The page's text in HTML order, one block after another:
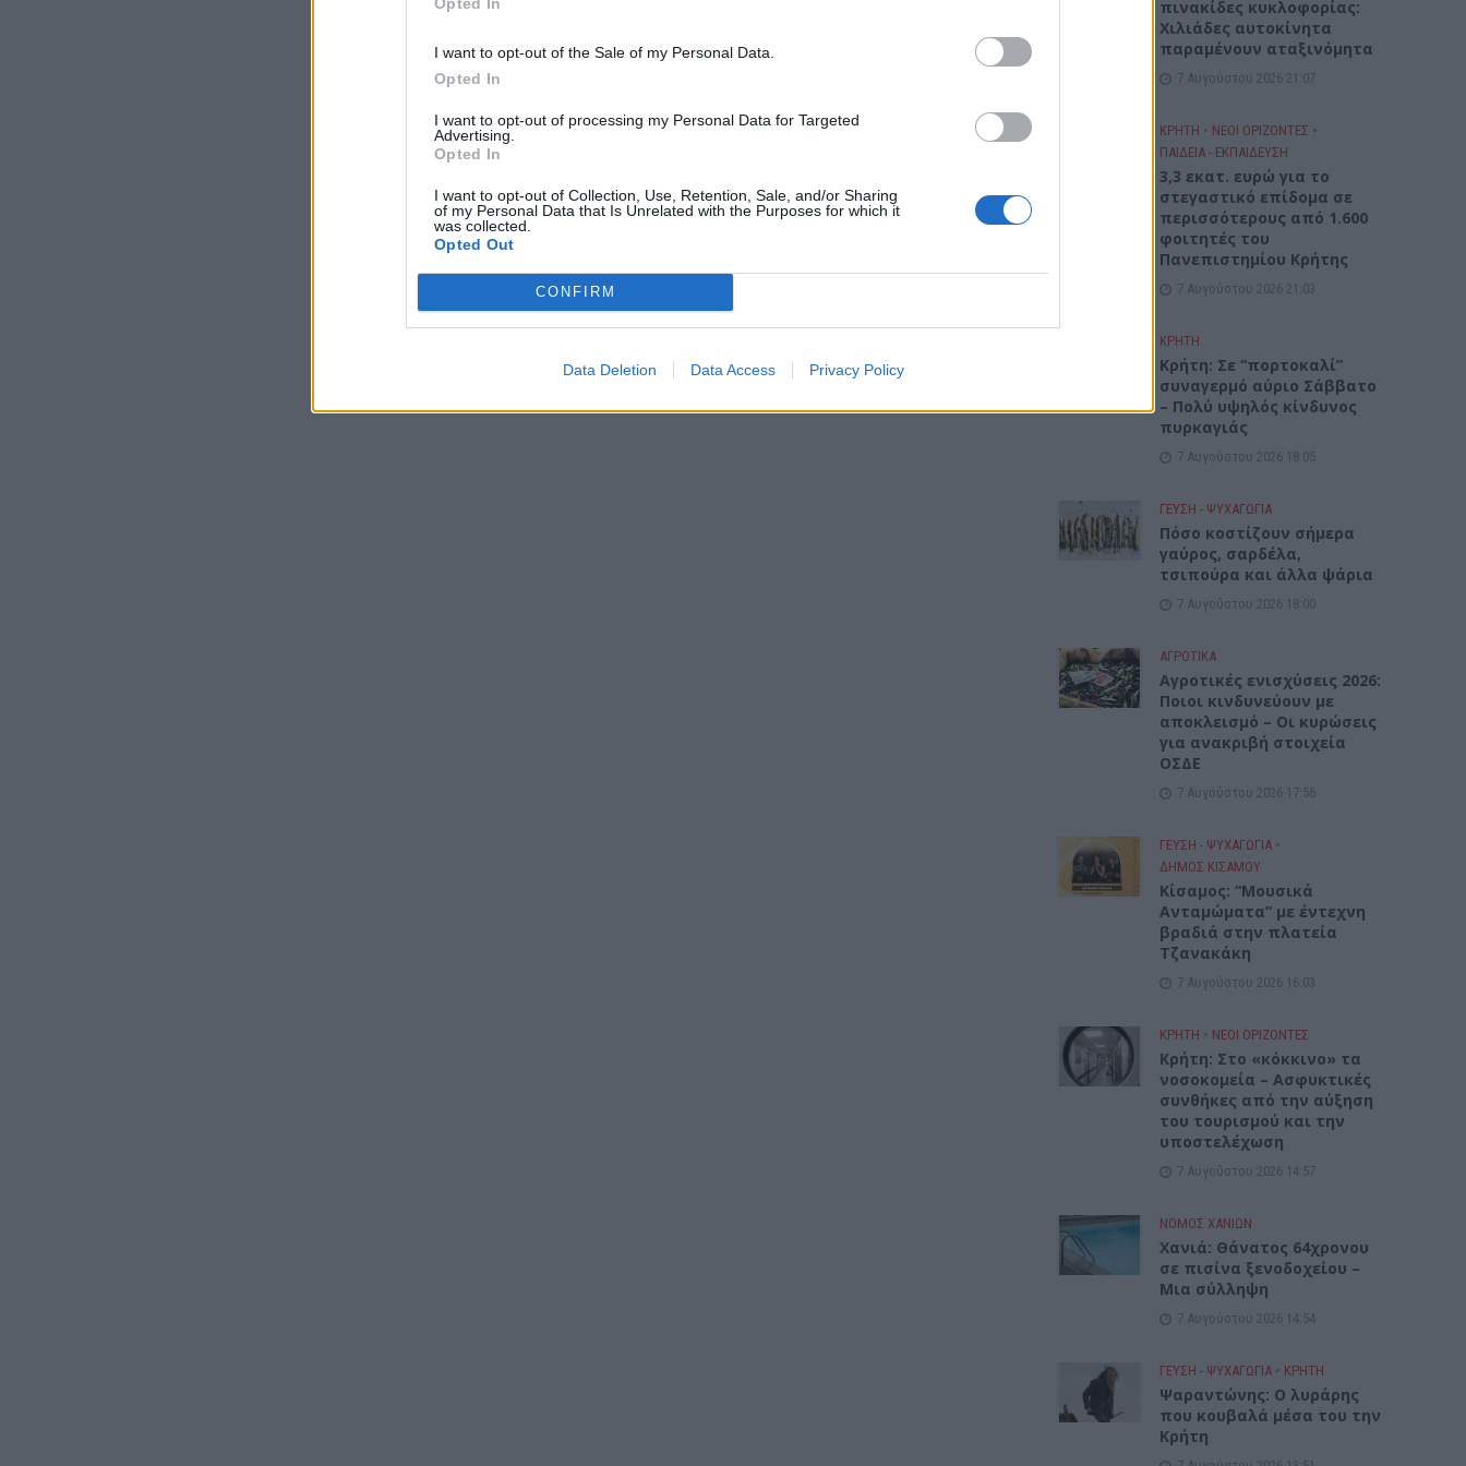
I want to opt-out of the Sale of my Personal Data.
Opted In
I want to opt-out of processing my Personal Data for Targeted
Advertising.
Opted In
I want to opt-out of Collection, Use, Retention, Sale, and/or Sharing
of my Personal Data that Is Unrelated with the Purposes for which it
was collected.
Opted Out
CONFIRM
Data Deletion Data Access Privacy Policy
πινακίδες κυκλοφορίας:
Χιλιάδες αυτοκίνητα
παραμένουν αταξινόμητα
7 Αυγούστου 2026 21:07
ΚΡΗΤΗ • ΝΕΟΙ ΟΡΙΖΟΝΤΕΣ •
ΠΑΙΔΕΙΑ - ΕΚΠΑΙΔΕΥΣΗ
3,3 εκατ. ευρώ για το
στεγαστικό επίδομα σε
περισσότερους από 1.600
φοιτητές του
Πανεπιστημίου Κρήτης
7 Αυγούστου 2026 21:03
ΚΡΗΤΗ
Κρήτη: Σε “πορτοκαλί”
συναγερμό αύριο Σάββατο
– Πολύ υψηλός κίνδυνος
πυρκαγιάς
7 Αυγούστου 2026 18:05
ΓΕΎΣΗ - ΨΥΧΑΓΩΓΊΑ
Πόσο κοστίζουν σήμερα
γαύρος, σαρδέλα,
τσιπούρα και άλλα ψάρια
7 Αυγούστου 2026 18:00
ΑΓΡΟΤΙΚΑ
Αγροτικές ενισχύσεις 2026:
Ποιοι κινδυνεύουν με
αποκλεισμό – Οι κυρώσεις
για ανακριβή στοιχεία
ΟΣΔΕ
7 Αυγούστου 2026 17:56
ΓΕΎΣΗ - ΨΥΧΑΓΩΓΊΑ •
ΔΉΜΟΣ ΚΙΣΆΜΟΥ
Κίσαμος: “Μουσικά
Ανταμώματα” με έντεχνη
βραδιά στην πλατεία
Τζανακάκη
7 Αυγούστου 2026 16:03
ΚΡΗΤΗ • ΝΕΟΙ ΟΡΙΖΟΝΤΕΣ
Κρήτη: Στο «κόκκινο» τα
νοσοκομεία – Ασφυκτικές
συνθήκες από την αύξηση
του τουρισμού και την
υποστελέχωση
7 Αυγούστου 2026 14:57
ΝΟΜΌΣ ΧΑΝΊΩΝ
Χανιά: Θάνατος 64χρονου
σε πισίνα ξενοδοχείου –
Μια σύλληψη
7 Αυγούστου 2026 14:54
ΓΕΎΣΗ - ΨΥΧΑΓΩΓΊΑ • ΚΡΗΤΗ
Ψαραντώνης: Ο λυράρης
που κουβαλά μέσα του την
Κρήτη